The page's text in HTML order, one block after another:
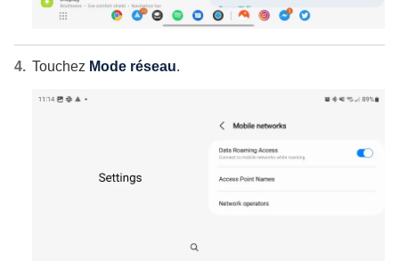
Touchez Mode réseau.